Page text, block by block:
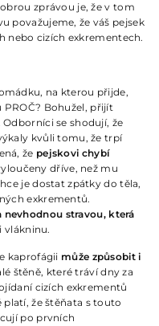
zprávou je, že v tom
považujeme, že váš pejsek
nebo cizích exkrementech.
na kterou přijde,
Bohužel, přijít
se shodují, že
kvůli tomu, že trpí
že pejskovi chybí
dříve, než mu
je dostat zpátky do těla,
exkrementů.
nevhodnou stravou, která
vlákninu.
kaprofágii může způsobit i
štěně, které tráví dny za
cizích exkrementů
že štěňata s touto
po prvních